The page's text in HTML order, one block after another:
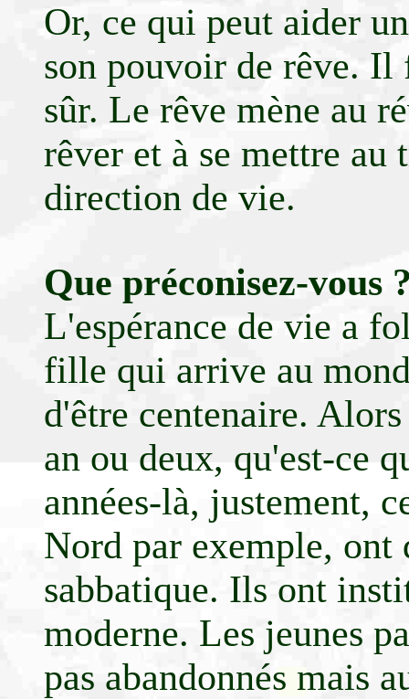
Or, ce qui peut aider
son pouvoir de rêve. Il
sûr. Le rêve mène au
rêver et à se mettre
direction de vie.
Que préconisez-vous
L'espérance de vie a
fille qui arrive au
d'être centenaire.
an ou deux, qu'est-ce
années-là, justement,
Nord par exemple, ont
sabbatique. Ils ont
moderne. Les jeunes
pas abandonnés mais